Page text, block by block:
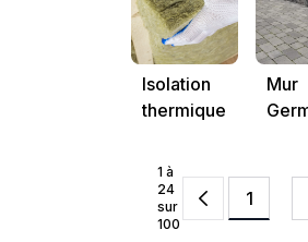
Isolation
thermique
combles et
rampants –
Confort et
Mur
1 à
24
sur
100
1